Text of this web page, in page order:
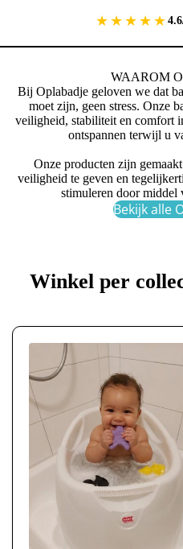
★★★★★
WAAROM
Bij Oplabadje geloven we dat
moet zijn, geen stress. Onze
veiligheid, stabiliteit en comfort
ontspannen terwijl u
Onze producten zijn
veiligheid te geven en
stimuleren door middel
Bekijk alle
Winkel per